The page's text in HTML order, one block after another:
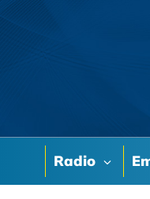
Radio